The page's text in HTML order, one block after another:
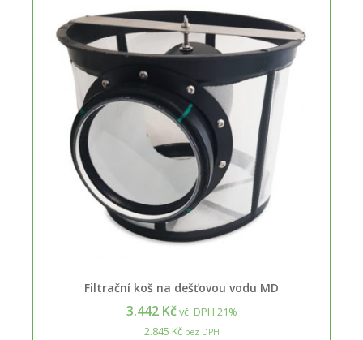
Filtrační koš na dešťovou vodu MD
3.442 Kčvč. DPH 21%
2.845 Kčbez DPH